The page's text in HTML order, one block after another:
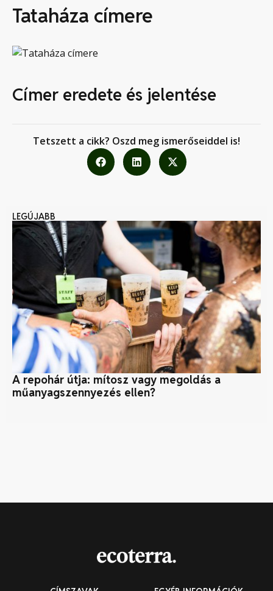
Tataháza címere
Címer eredete és jelentése
Tetszett a cikk? Oszd meg ismerőseiddel is!
LEGÚJABB
A repohár útja: mítosz vagy megoldás a
műanyagszennyezés ellen?